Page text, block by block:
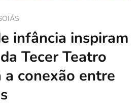
infância inspiram
Tecer Teatro
a conexão entre